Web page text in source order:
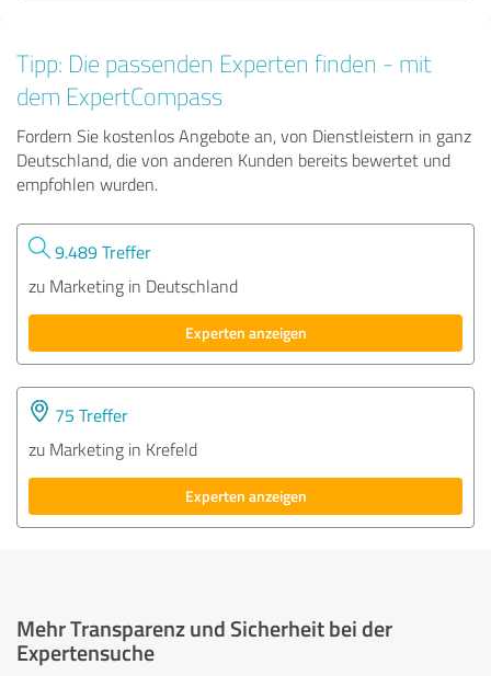
Tipp: Die passenden Experten finden - mit
dem ExpertCompass
Fordern Sie kostenlos Angebote an, von Dienstleistern in ganz
Deutschland, die von anderen Kunden bereits bewertet und
empfohlen wurden.
9.489 Treffer
zu Marketing in Deutschland
Experten anzeigen
75 Treffer
zu Marketing in Krefeld
Experten anzeigen
Mehr Transparenz und Sicherheit bei der
Expertensuche